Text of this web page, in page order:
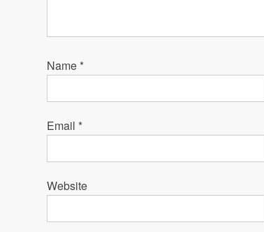
Name *
Email *
Website